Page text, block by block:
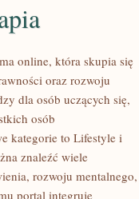
online, która skupia się
oraz rozwoju
dla osób uczących się,
osób
kategorie to Lifestyle i
znaleźć wiele
rozwoju mentalnego,
portal integruje